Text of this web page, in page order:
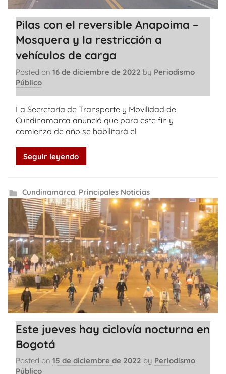
Pilas con el reversible Anapoima –
Mosquera y la restricción a
vehículos de carga
Posted on 16 de diciembre de 2022 by Periodismo
Público
La Secretaría de Transporte y Movilidad de
Cundinamarca anunció que para este fin y
comienzo de año se habilitará el
Seguir leyendo
Cundinamarca, Principales Noticias
Este jueves hay ciclovía nocturna en
Bogotá
Posted on 15 de diciembre de 2022 by Periodismo
Público